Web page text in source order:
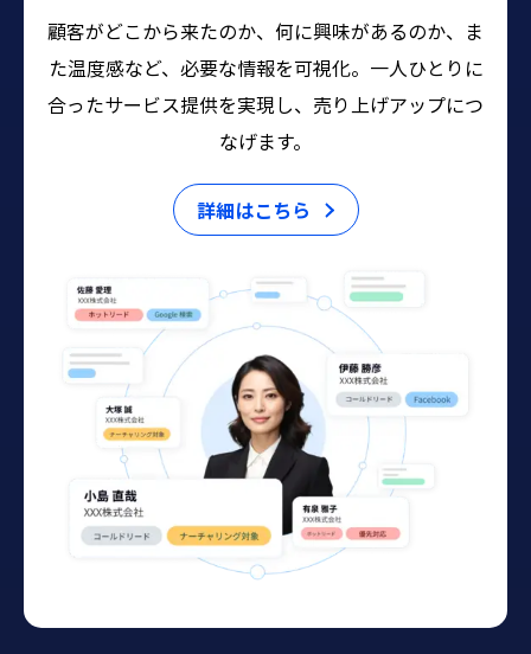
顧客がどこから来たのか、何に興味があるのか、ま
た温度感など、必要な情報を可視化。一人ひとりに
合ったサービス提供を実現し、売り上げアップにつ
なげます。
詳細はこちら